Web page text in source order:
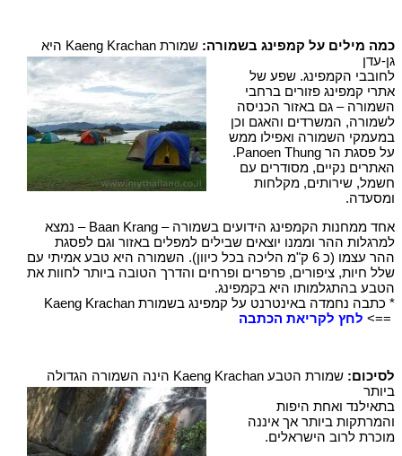
כמה מילים על קמפינג בשמורה:
שמורת Kaeng Krachan היא
גן-עדן
לחובבי הקמפינג. שפע של
אתרי קמפינג פזורים ברחבי
השמורה – גם באזור הכניסה
לשמורה, המשרדים והאגם וכן
במעמקי השמורה ואפילו ממש
על פסגת הר Panoen Thung.
האתרים נקיים, מסודרים עם
חשמל, שירותים, מקלחות
ומסעדה.
אחד ממחנות הקמפינג הידועים בשמורה – Baan Krang – נמצא
למרגלות ההר וממנו יוצאים שבילים למפלים באזור וגם לפסגת
ההר עצמו (כ 6 ק"מ הליכה בכל כיוון). השמורה היא טבע אמיתי עם
שלל חיות, ציפורים, פרפרים ופרחים והדרך הטובה ביותר לחוות את
הטבע בהתגלמותו היא בקמפינג.
* כתבה נחמדה באינטרנט על קמפינג בשמורת Kaeng Krachan
==> לחץ לקריאת הכתבה
לסיכום:
שמורת הטבע Kaeng Krachan הינה השמורה הגדולה
ביותר
בתאילנד ואחת היפות
והמרתקות ביותר אך איננה
מוכרת לרוב הישראלים.